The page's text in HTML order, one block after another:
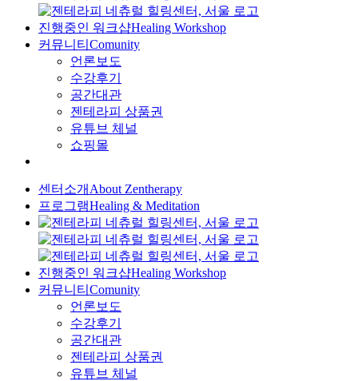
진행중인 워크샵Healing Workshop
커뮤니티 Comunity
언론보도
수강후기
공간대관
젠테라피 상품권
유튜브 체널
쇼핑몰
센터소개 About Zentherapy
프로그램Healing & Meditation
진행중인 워크샵Healing Workshop
커뮤니티 Comunity
언론보도
수강후기
공간대관
젠테라피 상품권
유튜브 체널